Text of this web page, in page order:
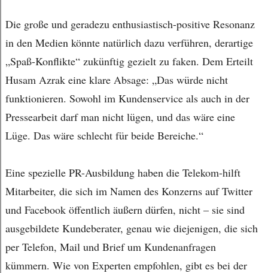
Die große und geradezu enthusiastisch-positive Resonanz
in den Medien könnte natürlich dazu verführen, derartige
„Spaß-Konflikte“ zukünftig gezielt zu faken. Dem Erteilt
Husam Azrak eine klare Absage: „Das würde nicht
funktionieren. Sowohl im Kundenservice als auch in der
Pressearbeit darf man nicht lügen, und das wäre eine
Lüge. Das wäre schlecht für beide Bereiche.“
Eine spezielle PR-Ausbildung haben die Telekom-hilft
Mitarbeiter, die sich im Namen des Konzerns auf Twitter
und Facebook öffentlich äußern dürfen, nicht – sie sind
ausgebildete Kundeberater, genau wie diejenigen, die sich
per Telefon, Mail und Brief um Kundenanfragen
kümmern. Wie von Experten empfohlen, gibt es bei der